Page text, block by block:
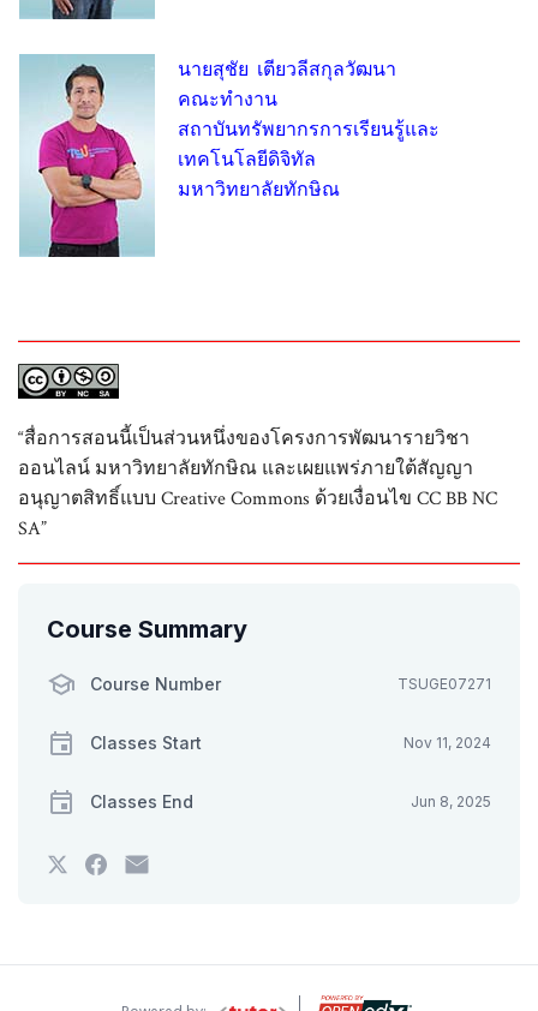
นายสุชัย เตียวลีสกุลวัฒนา
คณะทำงาน
สถาบันทรัพยากรการเรียนรู้และ
เทคโนโลยีดิจิทัล
มหาวิทยาลัยทักษิณ
“สื่อการสอนนี้เป็นส่วนหนึ่งของโครงการพัฒนารายวิชา
ออนไลน์ มหาวิทยาลัยทักษิณ และเผยแพร่ภายใต้สัญญา
อนุญาตสิทธิ์แบบ Creative Commons ด้วยเงื่อนไข CC BB NC
SA”
Course Summary
Course Number TSUGE07271
Classes Start Nov 11, 2024
Classes End Jun 8, 2025
Tweet
that
this
course
Post
a
say
you've
enrolled
enrolled
inthis